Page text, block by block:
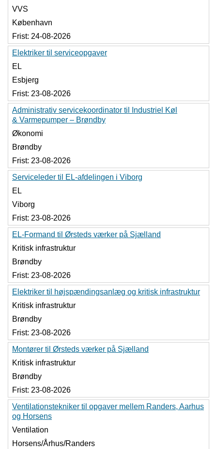
VVS
København
Frist: 24-08-2026
Elektriker til serviceopgaver
EL
Esbjerg
Frist: 23-08-2026
Administrativ servicekoordinator til Industriel Køl
& Varmepumper – Brøndby
Økonomi
Brøndby
Frist: 23-08-2026
Serviceleder til EL-afdelingen i Viborg
EL
Viborg
Frist: 23-08-2026
EL-Formand til Ørsteds værker på Sjælland
Kritisk infrastruktur
Brøndby
Frist: 23-08-2026
Elektriker til højspændingsanlæg og kritisk infrastruktur
Kritisk infrastruktur
Brøndby
Frist: 23-08-2026
Montører til Ørsteds værker på Sjælland
Kritisk infrastruktur
Brøndby
Frist: 23-08-2026
Ventilationstekniker til opgaver mellem Randers, Aarhus
og Horsens
Ventilation
Horsens/Århus/Randers